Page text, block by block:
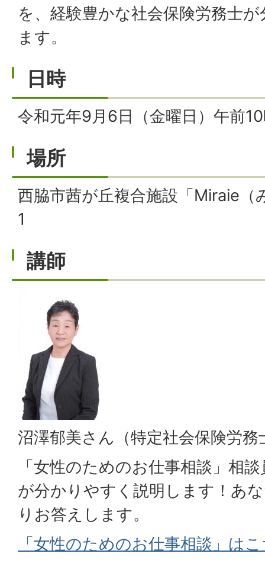
を、経験豊かな社会保険労務士
ます。
日時
令和元年9月6日（金曜日）午前
場所
西脇市茜が丘複合施設「Miraie（
1
講師
沼澤郁美さん（特定社会保険労務
「女性のためのお仕事相談」相
が分かりやすく説明します！あ
りお答えします。
「女性のためのお仕事相談」は